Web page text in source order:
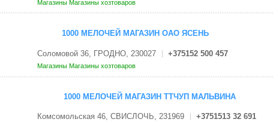
Магазины Магазины хозтоваров
1000 МЕЛОЧЕЙ МАГАЗИН ОАО ЯСЕНЬ
Соломовой 36, ГРОДНО, 230027 +375152 500 457
Магазины Магазины хозтоваров
1000 МЕЛОЧЕЙ МАГАЗИН ТТЧУП МАЛЬВИНА
Комсомольская 46, СВИСЛОЧЬ, 231969 +3751513 32 691